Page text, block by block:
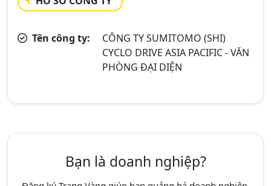
Tên công ty:
CÔNG TY SUMITOMO (SHI)
CYCLO DRIVE ASIA PACIFIC - VĂN
PHÒNG ĐẠI DIỆN
Bạn là doanh nghiệp?